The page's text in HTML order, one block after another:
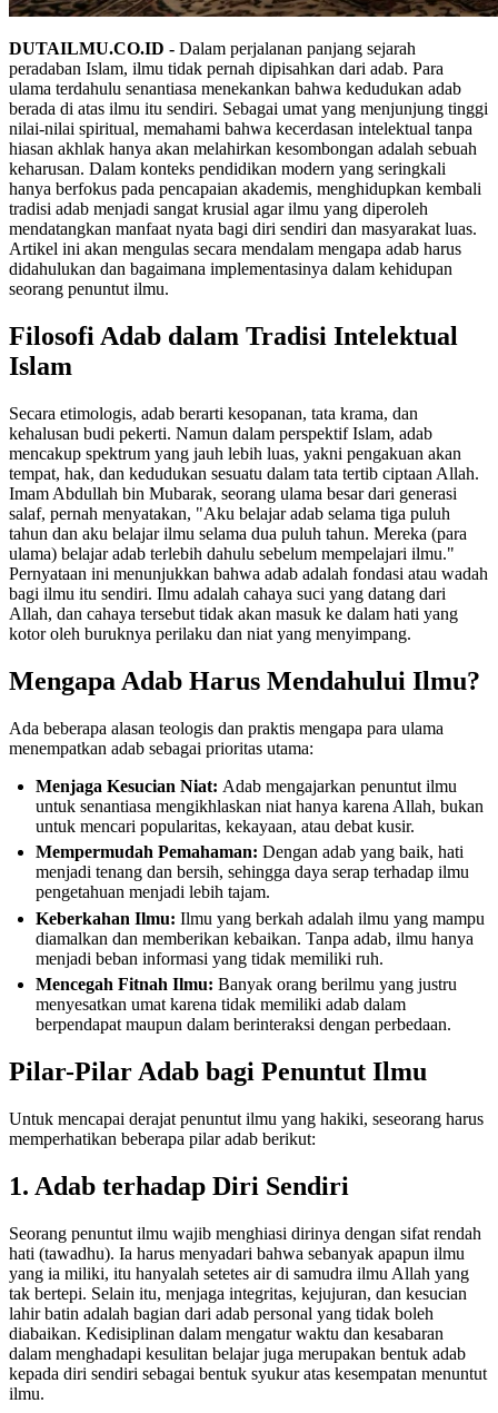
DUTAILMU.CO.ID - Dalam perjalanan panjang sejarah
peradaban Islam, ilmu tidak pernah dipisahkan dari adab. Para
ulama terdahulu senantiasa menekankan bahwa kedudukan adab
berada di atas ilmu itu sendiri. Sebagai umat yang menjunjung tinggi
nilai-nilai spiritual, memahami bahwa kecerdasan intelektual tanpa
hiasan akhlak hanya akan melahirkan kesombongan adalah sebuah
keharusan. Dalam konteks pendidikan modern yang seringkali
hanya berfokus pada pencapaian akademis, menghidupkan kembali
tradisi adab menjadi sangat krusial agar ilmu yang diperoleh
mendatangkan manfaat nyata bagi diri sendiri dan masyarakat luas.
Artikel ini akan mengulas secara mendalam mengapa adab harus
didahulukan dan bagaimana implementasinya dalam kehidupan
seorang penuntut ilmu.
Filosofi Adab dalam Tradisi Intelektual
Islam
Secara etimologis, adab berarti kesopanan, tata krama, dan
kehalusan budi pekerti. Namun dalam perspektif Islam, adab
mencakup spektrum yang jauh lebih luas, yakni pengakuan akan
tempat, hak, dan kedudukan sesuatu dalam tata tertib ciptaan Allah.
Imam Abdullah bin Mubarak, seorang ulama besar dari generasi
salaf, pernah menyatakan, "Aku belajar adab selama tiga puluh
tahun dan aku belajar ilmu selama dua puluh tahun. Mereka (para
ulama) belajar adab terlebih dahulu sebelum mempelajari ilmu."
Pernyataan ini menunjukkan bahwa adab adalah fondasi atau wadah
bagi ilmu itu sendiri. Ilmu adalah cahaya suci yang datang dari
Allah, dan cahaya tersebut tidak akan masuk ke dalam hati yang
kotor oleh buruknya perilaku dan niat yang menyimpang.
Mengapa Adab Harus Mendahului Ilmu?
Ada beberapa alasan teologis dan praktis mengapa para ulama
menempatkan adab sebagai prioritas utama:
Menjaga Kesucian Niat: Adab mengajarkan penuntut ilmu
untuk senantiasa mengikhlaskan niat hanya karena Allah, bukan
untuk mencari popularitas, kekayaan, atau debat kusir.
Mempermudah Pemahaman: Dengan adab yang baik, hati
menjadi tenang dan bersih, sehingga daya serap terhadap ilmu
pengetahuan menjadi lebih tajam.
Keberkahan Ilmu: Ilmu yang berkah adalah ilmu yang mampu
diamalkan dan memberikan kebaikan. Tanpa adab, ilmu hanya
menjadi beban informasi yang tidak memiliki ruh.
Mencegah Fitnah Ilmu: Banyak orang berilmu yang justru
menyesatkan umat karena tidak memiliki adab dalam
berpendapat maupun dalam berinteraksi dengan perbedaan.
Pilar-Pilar Adab bagi Penuntut Ilmu
Untuk mencapai derajat penuntut ilmu yang hakiki, seseorang harus
memperhatikan beberapa pilar adab berikut:
1. Adab terhadap Diri Sendiri
Seorang penuntut ilmu wajib menghiasi dirinya dengan sifat rendah
hati (tawadhu). Ia harus menyadari bahwa sebanyak apapun ilmu
yang ia miliki, itu hanyalah setetes air di samudra ilmu Allah yang
tak bertepi. Selain itu, menjaga integritas, kejujuran, dan kesucian
lahir batin adalah bagian dari adab personal yang tidak boleh
diabaikan. Kedisiplinan dalam mengatur waktu dan kesabaran
dalam menghadapi kesulitan belajar juga merupakan bentuk adab
kepada diri sendiri sebagai bentuk syukur atas kesempatan menuntut
ilmu.